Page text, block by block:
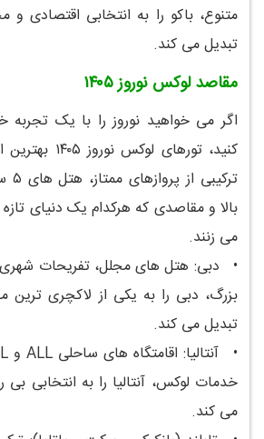
تبدیل می کند.
مقاصد لوکس نوروز ۱۴۰۵
اگر می خواهید نوروز را با یک
کنید، تورهای
بالا و مقاصدی که هرکدام یک دنیای تازه
می زنند.
•
دبی: هتل های مجلل، تفریحات
تبدیل می کند.
•
خدمات لوکس، آنتالیا را به انتخابی بی
می کند.